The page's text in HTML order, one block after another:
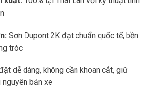
Sơn Dupont 2K đạt chuẩn quốc tế, bền
tróc
dễ dàng, không cần khoan cắt, giữ
nguyên bản xe